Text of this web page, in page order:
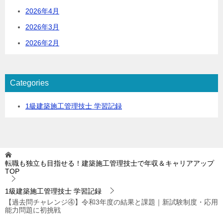
2026年4月
2026年3月
2026年2月
Categories
1級建築施工管理技士 学習記録
転職も独立も目指せる！建築施工管理技士で年収＆キャリアアップ
TOP
1級建築施工管理技士 学習記録
【過去問チャレンジ④】令和3年度の結果と課題｜新試験制度・応用
能力問題に初挑戦